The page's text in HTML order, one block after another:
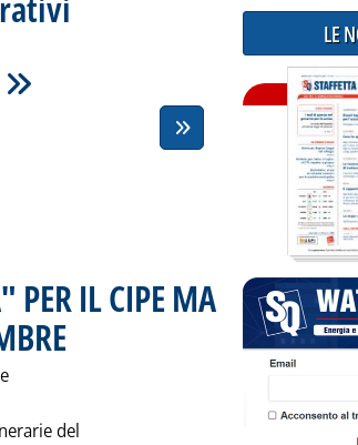
PER IL CIPE MA
. Pubblicata sabato 08 agosto 1998 alle 0.0.
del
LE